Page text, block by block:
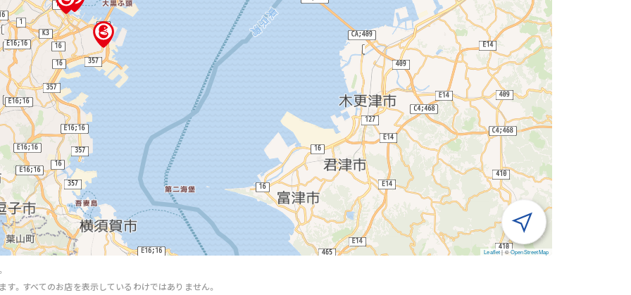
Leaflet|©OpenStreetMap
。すべてのお店を表示しているわけではありません。